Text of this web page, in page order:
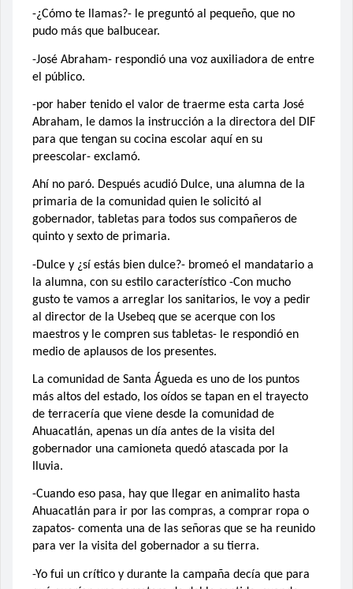
-¿Cómo te llamas?- le preguntó al pequeño, que no
pudo más que balbucear.
-José Abraham- respondió una voz auxiliadora de entre
el público.
-por haber tenido el valor de traerme esta carta José
Abraham, le damos la instrucción a la directora del DIF
para que tengan su cocina escolar aquí en su
preescolar- exclamó.
Ahí no paró. Después acudió Dulce, una alumna de la
primaria de la comunidad quien le solicitó al
gobernador, tabletas para todos sus compañeros de
quinto y sexto de primaria.
-Dulce y ¿sí estás bien dulce?- bromeó el mandatario a
la alumna, con su estilo característico -Con mucho
gusto te vamos a arreglar los sanitarios, le voy a pedir
al director de la Usebeq que se acerque con los
maestros y le compren sus tabletas- le respondió en
medio de aplausos de los presentes.
La comunidad de Santa Águeda es uno de los puntos
más altos del estado, los oídos se tapan en el trayecto
de terracería que viene desde la comunidad de
Ahuacatlán, apenas un día antes de la visita del
gobernador una camioneta quedó atascada por la
lluvia.
-Cuando eso pasa, hay que llegar en animalito hasta
Ahuacatlán para ir por las compras, a comprar ropa o
zapatos- comenta una de las señoras que se ha reunido
para ver la visita del gobernador a su tierra.
-Yo fui un crítico y durante la campaña decía que para